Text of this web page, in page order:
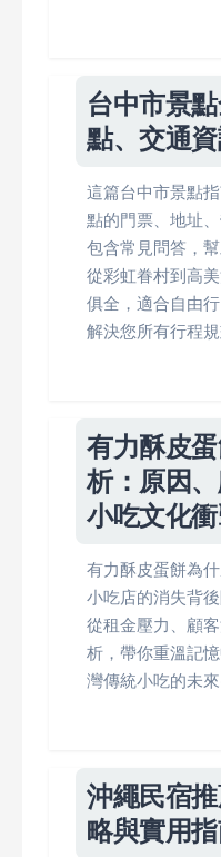
台中市景
點、交通
這篇台中市景點
點的門票、地址
包含常見問答，
從彩虹眷村到高
俱全，適合自由
解決您所有行程規
有力酥皮
析：原因
小吃文化
有力酥皮蛋餅為
小吃店的消失背
從租金壓力、顧
析，帶你重溫記
灣傳統小吃的未來
沖繩民宿
略與實用